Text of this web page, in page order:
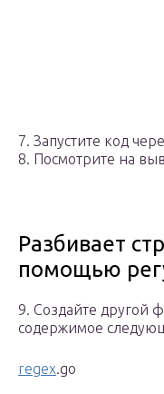
7. Запустите код
8. Посмотрите на
Разбивает
помощью
9. Создайте другой
содержимое
regex.go